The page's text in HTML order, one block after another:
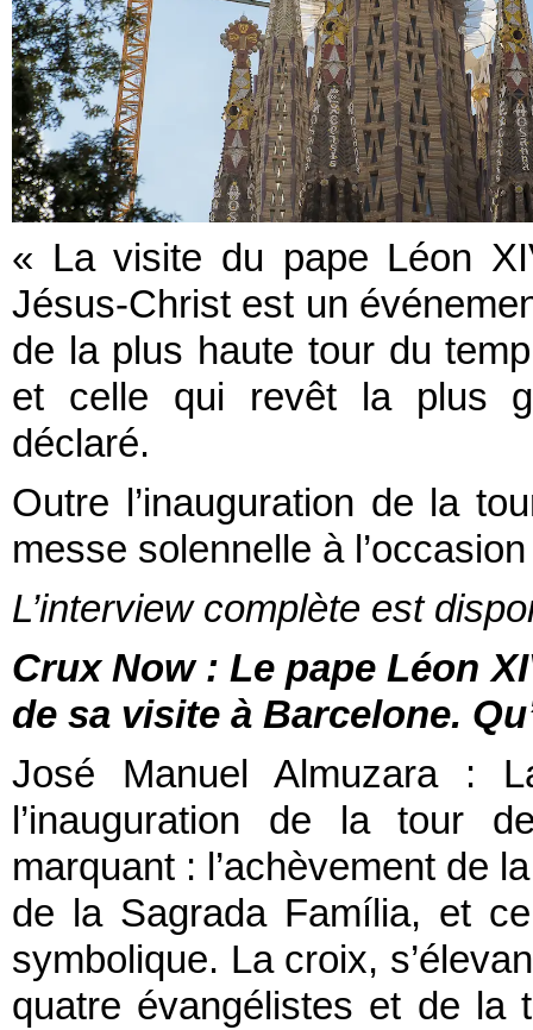
« La visite du pape Léon
Jésus-Christ est un
de la plus haute tour du
et celle qui revêt la plus
déclaré.
Outre l’inauguration de la
messe solennelle à
L’interview complète est
Crux Now : Le pape Léon
de sa visite à Barcelone.
José Manuel Almuzara :
l’inauguration de la tour
marquant : l’achèvement de
de la Sagrada Família, et
symbolique. La croix,
quatre évangélistes et de la